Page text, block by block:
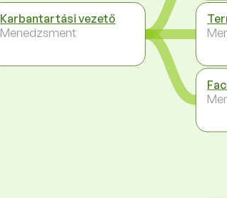
Karbantartási vezető
Menedzsment